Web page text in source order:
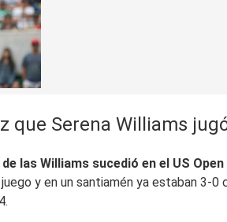
que Serena Williams
de las Williams sucedió en el US Open
y en un santiamén ya estaban